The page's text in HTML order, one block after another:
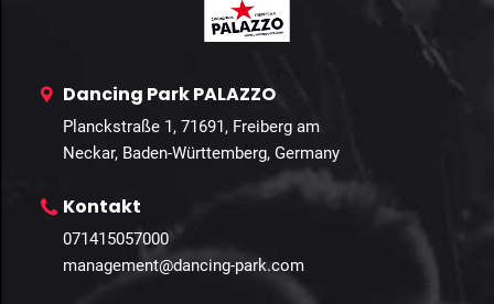
Dancing Park PALAZZO
Planckstraße 1, 71691, Freiberg am
Neckar, Baden-Württemberg, Germany
Kontakt
071415057000
management@dancing-park.com